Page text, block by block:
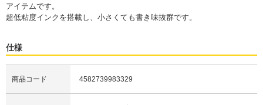
アイテムです。
超低粘度インクを搭載し、小さくても書き味抜群です。
仕様
商品コード 4582739983329